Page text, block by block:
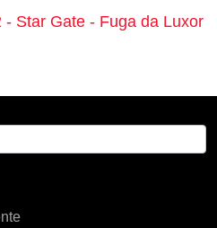
- Star Gate - Fuga da Luxor